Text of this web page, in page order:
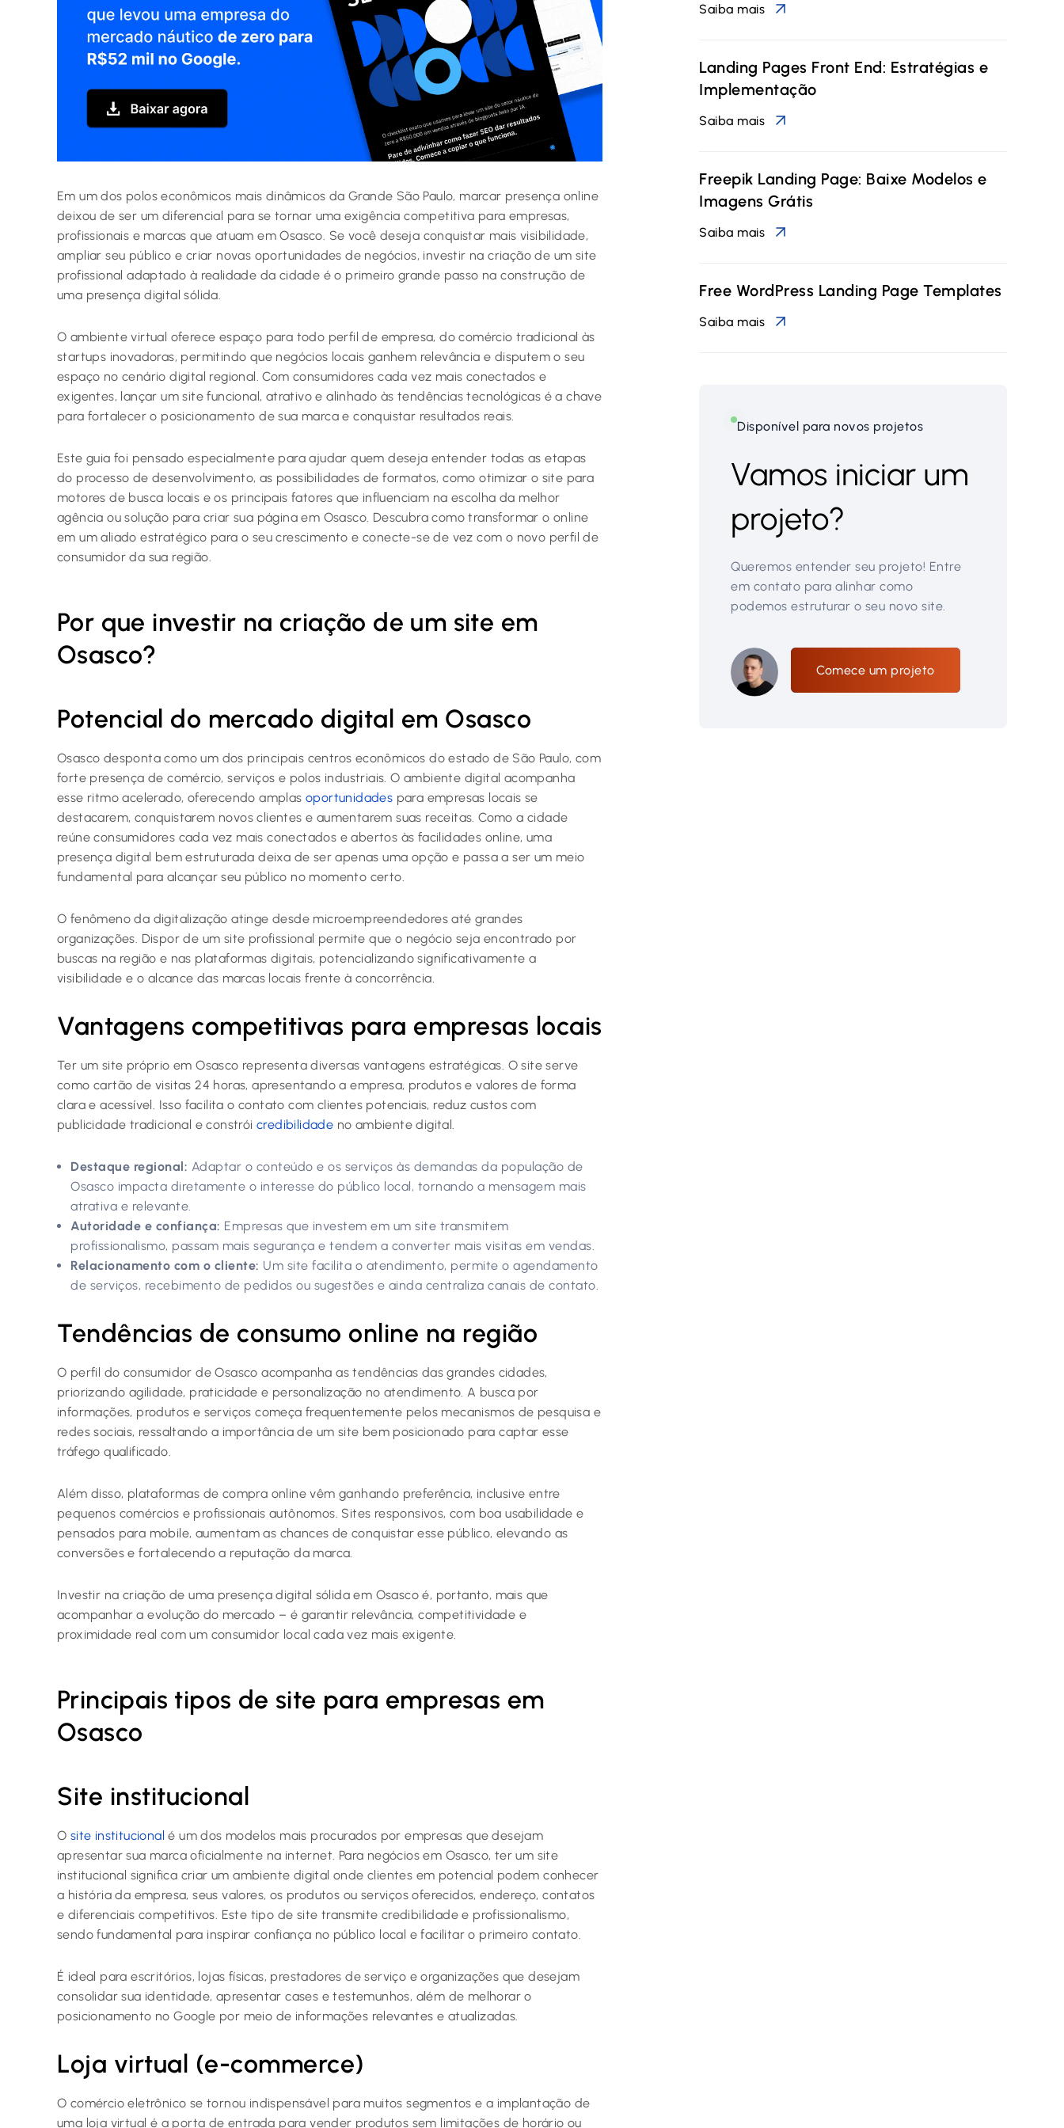
Em um dos polos econômicos mais dinâmicos da Grande São Paulo, marcar presença online
deixou de ser um diferencial para se tornar uma exigência competitiva para empresas,
profissionais e marcas que atuam em Osasco. Se você deseja conquistar mais visibilidade,
ampliar seu público e criar novas oportunidades de negócios, investir na criação de um site
profissional adaptado à realidade da cidade é o primeiro grande passo na construção de
uma presença digital sólida.
O ambiente virtual oferece espaço para todo perfil de empresa, do comércio tradicional às
startups inovadoras, permitindo que negócios locais ganhem relevância e disputem o seu
espaço no cenário digital regional. Com consumidores cada vez mais conectados e
exigentes, lançar um site funcional, atrativo e alinhado às tendências tecnológicas é a chave
para fortalecer o posicionamento de sua marca e conquistar resultados reais.
Este guia foi pensado especialmente para ajudar quem deseja entender todas as etapas
do processo de desenvolvimento, as possibilidades de formatos, como otimizar o site para
motores de busca locais e os principais fatores que influenciam na escolha da melhor
agência ou solução para criar sua página em Osasco. Descubra como transformar o online
em um aliado estratégico para o seu crescimento e conecte-se de vez com o novo perfil de
consumidor da sua região.
Por que investir na criação de um site em
Osasco?
Potencial do mercado digital em Osasco
Osasco desponta como um dos principais centros econômicos do estado de São Paulo, com
forte presença de comércio, serviços e polos industriais. O ambiente digital acompanha
esse ritmo acelerado, oferecendo amplas oportunidades para empresas locais se
destacarem, conquistarem novos clientes e aumentarem suas receitas. Como a cidade
reúne consumidores cada vez mais conectados e abertos às facilidades online, uma
presença digital bem estruturada deixa de ser apenas uma opção e passa a ser um meio
fundamental para alcançar seu público no momento certo.
O fenômeno da digitalização atinge desde microempreendedores até grandes
organizações. Dispor de um site profissional permite que o negócio seja encontrado por
buscas na região e nas plataformas digitais, potencializando significativamente a
visibilidade e o alcance das marcas locais frente à concorrência.
Vantagens competitivas para empresas locais
Ter um site próprio em Osasco representa diversas vantagens estratégicas. O site serve
como cartão de visitas 24 horas, apresentando a empresa, produtos e valores de forma
clara e acessível. Isso facilita o contato com clientes potenciais, reduz custos com
publicidade tradicional e constrói credibilidade no ambiente digital.
Destaque regional: Adaptar o conteúdo e os serviços às demandas da população de
Osasco impacta diretamente o interesse do público local, tornando a mensagem mais
atrativa e relevante.
Autoridade e confiança: Empresas que investem em um site transmitem
profissionalismo, passam mais segurança e tendem a converter mais visitas em vendas.
Relacionamento com o cliente: Um site facilita o atendimento, permite o agendamento
de serviços, recebimento de pedidos ou sugestões e ainda centraliza canais de contato.
Tendências de consumo online na região
O perfil do consumidor de Osasco acompanha as tendências das grandes cidades,
priorizando agilidade, praticidade e personalização no atendimento. A busca por
informações, produtos e serviços começa frequentemente pelos mecanismos de pesquisa e
redes sociais, ressaltando a importância de um site bem posicionado para captar esse
tráfego qualificado.
Além disso, plataformas de compra online vêm ganhando preferência, inclusive entre
pequenos comércios e profissionais autônomos. Sites responsivos, com boa usabilidade e
pensados para mobile, aumentam as chances de conquistar esse público, elevando as
conversões e fortalecendo a reputação da marca.
Investir na criação de uma presença digital sólida em Osasco é, portanto, mais que
acompanhar a evolução do mercado – é garantir relevância, competitividade e
proximidade real com um consumidor local cada vez mais exigente.
Principais tipos de site para empresas em
Osasco
Site institucional
O site institucional é um dos modelos mais procurados por empresas que desejam
apresentar sua marca oficialmente na internet. Para negócios em Osasco, ter um site
institucional significa criar um ambiente digital onde clientes em potencial podem conhecer
a história da empresa, seus valores, os produtos ou serviços oferecidos, endereço, contatos
e diferenciais competitivos. Este tipo de site transmite credibilidade e profissionalismo,
sendo fundamental para inspirar confiança no público local e facilitar o primeiro contato.
É ideal para escritórios, lojas físicas, prestadores de serviço e organizações que desejam
consolidar sua identidade, apresentar cases e testemunhos, além de melhorar o
posicionamento no Google por meio de informações relevantes e atualizadas.
Loja virtual (e-commerce)
O comércio eletrônico se tornou indispensável para muitos segmentos e a implantação de
uma loja virtual é a porta de entrada para vender produtos sem limitações de horário ou
Saiba mais
Landing Pages Front End: Estratégias e
Implementação
Saiba mais
Freepik Landing Page: Baixe Modelos e
Imagens Grátis
Saiba mais
Free WordPress Landing Page Templates
Saiba mais
Disponível para novos projetos
Vamos iniciar um
projeto?
Queremos entender seu projeto! Entre
em contato para alinhar como
podemos estruturar o seu novo site.
Comece um projeto